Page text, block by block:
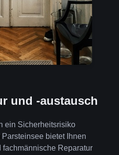
und -austausch
ein Sicherheitsrisiko
bietet Ihnen
fachmännische Reparatur